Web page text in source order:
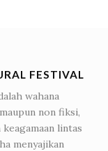
FESTIVAL
wahana
non fiksi,
lintas
menyajikan